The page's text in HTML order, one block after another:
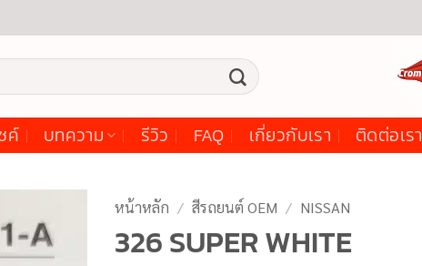
ค์ บทความ รีวิว FAQ เกี่ยวกับเรา ติดต่อเรา
หน้าหลัก / สีรถยนต์ OEM / NISSAN
326 SUPER WHITE